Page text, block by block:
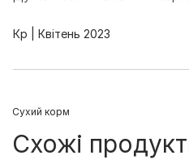
Кр Квітень 2023
Cухий корм
Схожі